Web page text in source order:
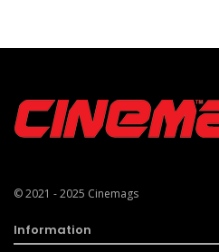
© 2021 - 2025 Cinemags
Information